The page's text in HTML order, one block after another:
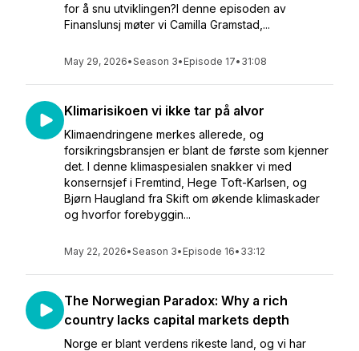
for å snu utviklingen?I denne episoden av
Finanslunsj møter vi Camilla Gramstad,...
May 29, 2026•Season 3• Episode 17• 31:08
Klimarisikoen vi ikke tar på alvor
Klimaendringene merkes allerede, og
forsikringsbransjen er blant de første som kjenner
det. I denne klimaspesialen snakker vi med
konsernsjef i Fremtind, Hege Toft-Karlsen, og
Bjørn Haugland fra Skift om økende klimaskader
og hvorfor forebyggin...
May 22, 2026•Season 3• Episode 16• 33:12
The Norwegian Paradox: Why a rich
country lacks capital markets depth
Norge er blant verdens rikeste land, og vi har